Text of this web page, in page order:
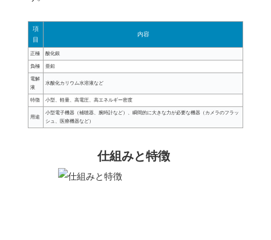
項
目
内容
正極 酸化銀
負極 亜鉛
電解
液
水酸化カリウム水溶液など
特徴 小型、軽量、高電圧、高エネルギー密度
用途
小型電子機器（補聴器、腕時計など）、瞬間的に大きな力が必要な機器（カメラのフラッ
シュ、医療機器など）
仕組みと特徴